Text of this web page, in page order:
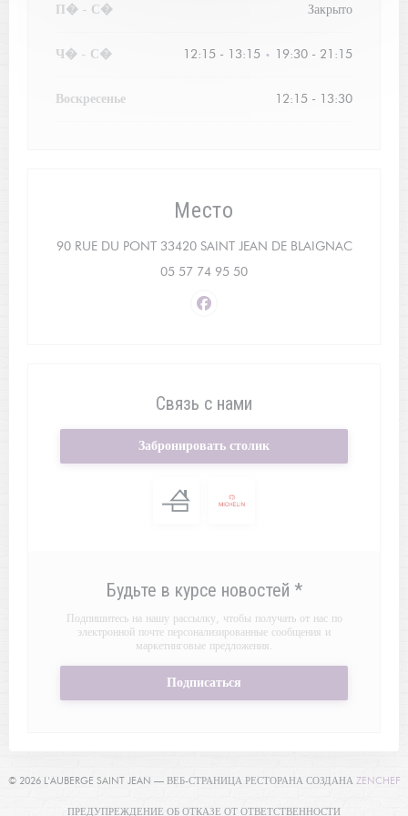
П� - С� Закрыто
Ч� - С� 12:15 - 13:15 • 19:30 - 21:15
Воскресенье 12:15 - 13:30
Место
90 RUE DU PONT 33420 SAINT JEAN DE BLAIGNAC
05 57 74 95 50
Facebook ((открывается в
Связь с нами
Забронировать столик
Будьте в курсе новостей *
Подпишитесь на нашу рассылку, чтобы получать от нас по
электронной почте персонализированные сообщения и
маркетинговые предложения.
Подписаться
© 2026 L'AUBERGE SAINT JEAN — ВЕБ-СТРАНИЦА РЕСТОРАНА СОЗДАНА ZENCHEF
ПРЕДУПРЕЖДЕНИЕ ОБ ОТКАЗЕ ОТ ОТВЕТСТВЕННОСТИ